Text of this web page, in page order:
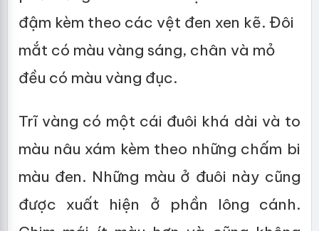
đậm kèm theo các vệt đen xen kẽ. Đôi
mắt có màu vàng sáng, chân và mỏ
đều có màu vàng đục.
Trĩ vàng có một cái đuôi khá dài và to
màu nâu xám kèm theo những chấm bi
màu đen. Những màu ở đuôi này cũng
được xuất hiện ở phần lông cánh.